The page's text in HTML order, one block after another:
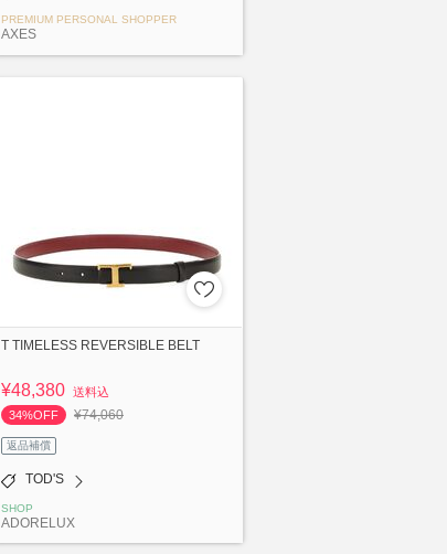
PREMIUM PERSONAL SHOPPER
AXES
T TIMELESS REVERSIBLE BELT
¥48,380 送料込
34%OFF
¥74,060
返品補償
TOD'S
SHOP
ADORELUX